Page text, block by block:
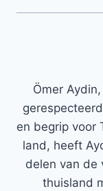
Ömer
en begrip voor
land, heeft
delen van de
thuisland